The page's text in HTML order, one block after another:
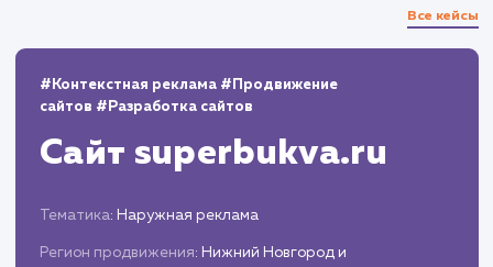
Эти показатели не просто цифры; они отражают
успешное взаимодействие всех элементов
кампании и подтверждают эффективность
подхода. Мы не только привлекли внимание
потенциальных клиентов, но и успешно
кейс стал ярким примером того, как качественное
описание, информативные изображения и